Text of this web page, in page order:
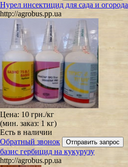
Нурел инсектицид для сада и огорода
http://agrobus.pp.ua
Цена: 10 грн./кг
(мин. заказ: 1 кг)
Есть в наличии
Обратный звонок
базис гербицид на кукурузу
http://agrobus.pp.ua